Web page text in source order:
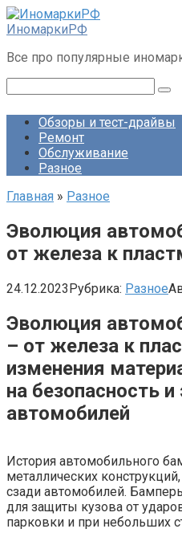
Перейти
к
ИномаркиРФ
Все про популярные
Обзоры и тест-драйвы
Ремонт
Обслуживание
Разное
Главная » Разное
Эволюция
от железа к
24.12.2023Рубрика: Разное
Эволюция
– от железа к
изменения
на безопасность и
автомобилей
История автомобильного
металлических
сзади автомобилей.
для защиты кузова от
парковки и при небольших